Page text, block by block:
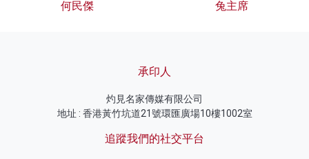
何民傑 兔主席
承印人
灼見名家傳媒有限公司
地址 : 香港黃竹坑道21號環匯廣場10樓1002室
追蹤我們的社交平台